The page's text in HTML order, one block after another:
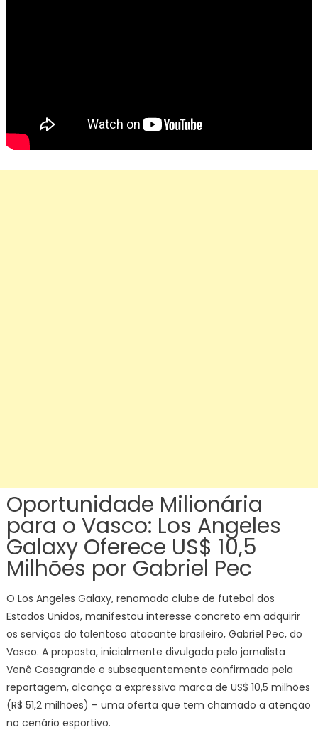
Oportunidade Milionária
para o Vasco: Los Angeles
Galaxy Oferece US$ 10,5
Milhões por Gabriel Pec
O Los Angeles Galaxy, renomado clube de futebol dos
Estados Unidos, manifestou interesse concreto em adquirir
os serviços do talentoso atacante brasileiro, Gabriel Pec, do
Vasco. A proposta, inicialmente divulgada pelo jornalista
Venê Casagrande e subsequentemente confirmada pela
reportagem, alcança a expressiva marca de US$ 10,5 milhões
(R$ 51,2 milhões) – uma oferta que tem chamado a atenção
no cenário esportivo.